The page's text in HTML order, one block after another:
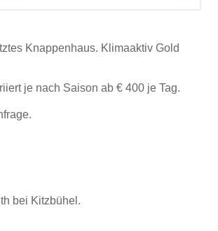
Knappenhaus. Klimaaktiv Gold
je nach Saison ab € 400 je Tag.
bei Kitzbühel.